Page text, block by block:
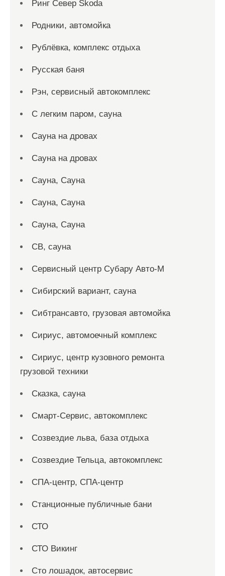
Ринг Север Skoda
Родники, автомойка
Рублёвка, комплекс отдыха
Русская баня
Рэн, сервисный автокомплекс
С легким паром, сауна
Сауна на дровах
Сауна на дровах
Сауна, Сауна
Сауна, Сауна
Сауна, Сауна
СВ, сауна
Сервисный центр Субару Авто-М
Сибирский вариант, сауна
Сибтрансавто, грузовая автомойка
Сириус, автомоечный комплекс
Сириус, центр кузовного ремонта
грузовой техники
Сказка, сауна
Смарт-Сервис, автокомплекс
Созвездие льва, база отдыха
Созвездие Тельца, автокомплекс
СПА-центр, СПА-центр
Станционные публичные бани
СТО
СТО Викинг
Сто лошадок, автосервис